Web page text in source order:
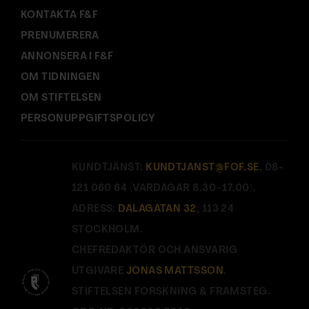
KONTAKTA F&F
PRENUMERERA
ANNONSERA I F&F
OM TIDNINGEN
OM STIFTELSEN
PERSONUPPGIFTSPOLICY
KUNDTJÄNST: KUNDTJANST@FOF.SE , 08-
121 060 64 (VARDAGAR 8.30–17.00).
ADRESS: DALAGATAN 32 , 113 24
STOCKHOLM.
CHEFREDAKTÖR OCH ANSVARIG
UTGIVARE JONAS MATTSSON.
STIFTELSEN FORSKNING & FRAMSTEG.